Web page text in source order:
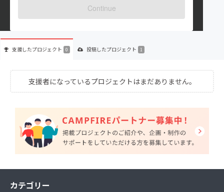
Continue
支援したプロジェクト 0 投稿したプロジェクト 1
支援者になっているプロジェクトはまだありません。
カテゴリー